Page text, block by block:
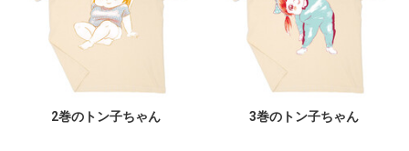
2巻のトン子ちゃん 3巻のトン子ちゃん